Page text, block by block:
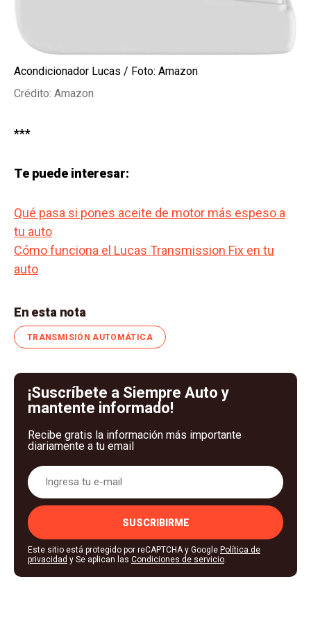
Acondicionador Lucas / Foto: Amazon
Crédito: Amazon
***
Te puede interesar:
Qué pasa si pones aceite de motor más espeso a
tu auto
Cómo funciona el Lucas Transmission Fix en tu
auto
En esta nota
TRANSMISIÓN AUTOMÁTICA
¡Suscríbete a Siempre Auto y
mantente informado!
Recibe gratis la información más importante
diariamente a tu email
SUSCRIBIRME
Este sitio está protegido por reCAPTCHA y Google Política de
privacidad y Se aplican las Condiciones de servicio.